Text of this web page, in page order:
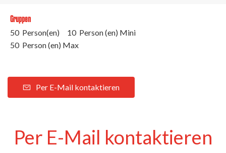
Gruppen
50 Person(en)
10 Person (en) Mini
50 Person (en) Max
Per E-Mail kontaktieren
Per E-Mail kontaktieren